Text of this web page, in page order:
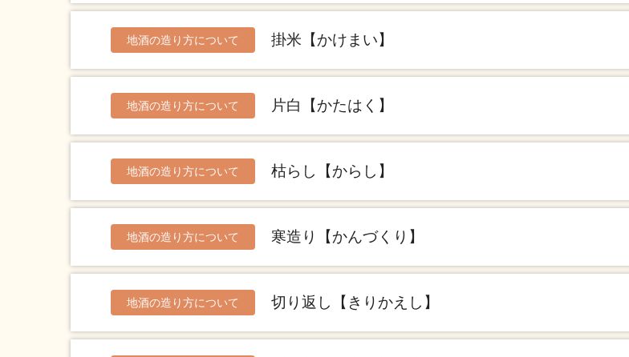
地酒の造り方について 掛米【かけまい】
地酒の造り方について 片白【かたはく】
地酒の造り方について 枯らし【からし】
地酒の造り方について 寒造り【かんづくり】
地酒の造り方について 切り返し【きりかえし】